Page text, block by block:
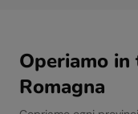
Operiamo
Romagna